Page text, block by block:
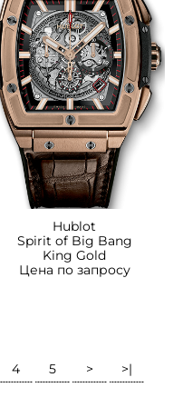
Hublot
Spirit of Big Bang
King Gold
Цена по запросу
4 5 > >|